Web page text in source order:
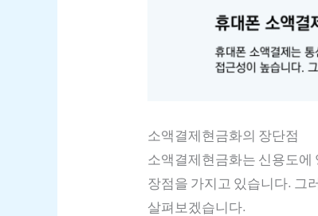
소액결제현금화의 장단점
소액결제현금화는 신용도에
장점을 가지고 있습니다. 그
살펴보겠습니다.